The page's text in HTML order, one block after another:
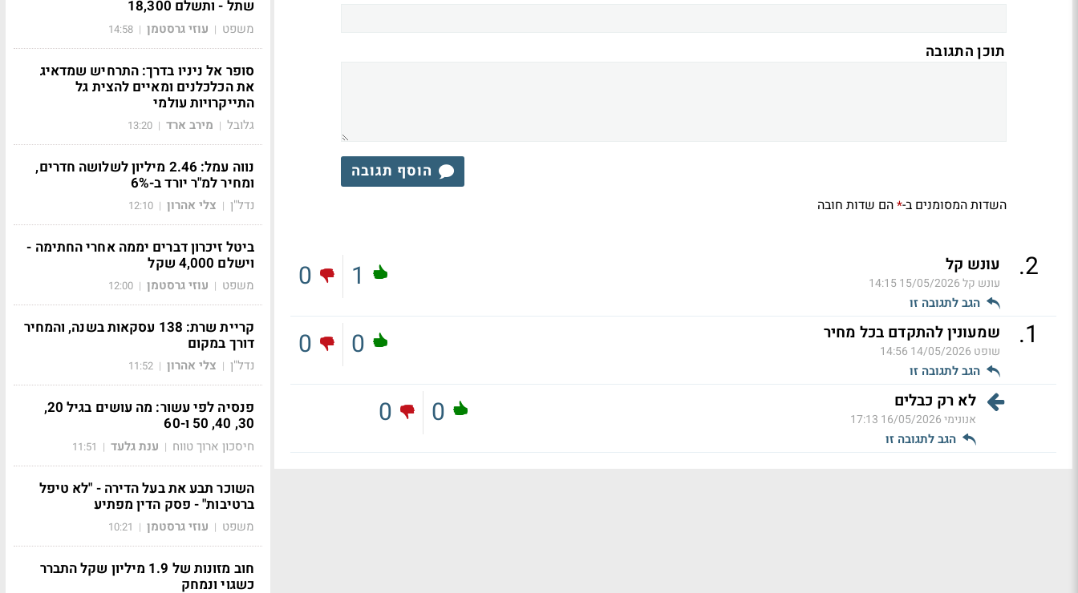
תוכן התגובה
הוסף תגובה
השדות המסומנים ב-*הם שדות חובה
2
. עונש קל
עונש קל15/05/2026 14:15
הגב לתגובה זו
1
0
1
. שמעונין להתקדם בכל מחיר
שופט 14/05/2026 14:56
הגב לתגובה זו
0
0
לא רק כבלים
אנונימי16/05/2026 17:13
הגב לתגובה זו
0
0
שתל - ותשלם 18,300
משפט | עוזי גרסטמן |
14:58
סופר אל ניניו בדרך: התרחיש שמדאיג
את הכלכלנים ומאיים להצית גל
התייקרויות עולמי
גלובל | מירב ארד |
13:20
נווה עמל: 2.46 מיליון לשלושה חדרים,
ומחיר למ"ר יורד ב-6%
נדל"ן | צלי אהרון |
12:10
ביטל זיכרון דברים יממה אחרי החתימה -
וישלם 4,000 שקל
משפט | עוזי גרסטמן |
12:00
קריית שרת: 138 עסקאות בשנה, והמחיר
דורך במקום
נדל"ן | צלי אהרון |
11:52
פנסיה לפי עשור: מה עושים בגיל 20,
30, 40, 50 ו-60
חיסכון ארוך טווח | ענת גלעד |
11:51
השוכר תבע את בעל הדירה - "לא טיפל
ברטיבות" - פסק הדין מפתיע
משפט | עוזי גרסטמן |
10:21
חוב מזונות של 1.9 מיליון שקל התברר
כשגוי ונמחק